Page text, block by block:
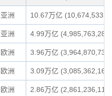
亚洲 10.67万亿
亚洲 4.99万亿
欧洲 3.96万亿
欧洲 3.09万亿
欧洲 2.86万亿